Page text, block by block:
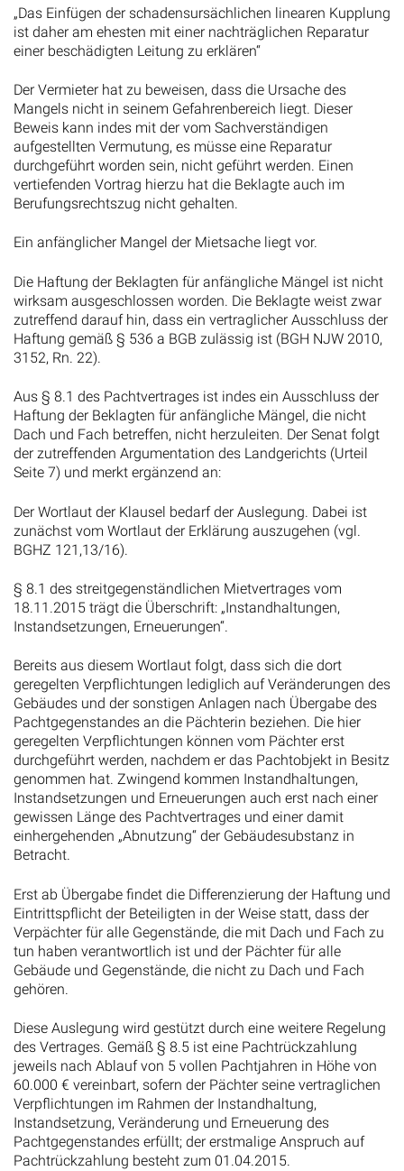
„Das Einfügen der schadensursächlichen linearen Kupplung
ist daher am ehesten mit einer nachträglichen Reparatur
einer beschädigten Leitung zu erklären“
Der Vermieter hat zu beweisen, dass die Ursache des
Mangels nicht in seinem Gefahrenbereich liegt. Dieser
Beweis kann indes mit der vom Sachverständigen
aufgestellten Vermutung, es müsse eine Reparatur
durchgeführt worden sein, nicht geführt werden. Einen
vertiefenden Vortrag hierzu hat die Beklagte auch im
Berufungsrechtszug nicht gehalten.
Ein anfänglicher Mangel der Mietsache liegt vor.
Die Haftung der Beklagten für anfängliche Mängel ist nicht
wirksam ausgeschlossen worden. Die Beklagte weist zwar
zutreffend darauf hin, dass ein vertraglicher Ausschluss der
Haftung gemäß § 536 a BGB zulässig ist (BGH NJW 2010,
3152, Rn. 22).
Aus § 8.1 des Pachtvertrages ist indes ein Ausschluss der
Haftung der Beklagten für anfängliche Mängel, die nicht
Dach und Fach betreffen, nicht herzuleiten. Der Senat folgt
der zutreffenden Argumentation des Landgerichts (Urteil
Seite 7) und merkt ergänzend an:
Der Wortlaut der Klausel bedarf der Auslegung. Dabei ist
zunächst vom Wortlaut der Erklärung auszugehen (vgl.
BGHZ 121,13/16).
§ 8.1 des streitgegenständlichen Mietvertrages vom
18.11.2015 trägt die Überschrift: „Instandhaltungen,
Instandsetzungen, Erneuerungen“.
Bereits aus diesem Wortlaut folgt, dass sich die dort
geregelten Verpflichtungen lediglich auf Veränderungen des
Gebäudes und der sonstigen Anlagen nach Übergabe des
Pachtgegenstandes an die Pächterin beziehen. Die hier
geregelten Verpflichtungen können vom Pächter erst
durchgeführt werden, nachdem er das Pachtobjekt in Besitz
genommen hat. Zwingend kommen Instandhaltungen,
Instandsetzungen und Erneuerungen auch erst nach einer
gewissen Länge des Pachtvertrages und einer damit
einhergehenden „Abnutzung“ der Gebäudesubstanz in
Betracht.
Erst ab Übergabe findet die Differenzierung der Haftung und
Eintrittspflicht der Beteiligten in der Weise statt, dass der
Verpächter für alle Gegenstände, die mit Dach und Fach zu
tun haben verantwortlich ist und der Pächter für alle
Gebäude und Gegenstände, die nicht zu Dach und Fach
gehören.
Diese Auslegung wird gestützt durch eine weitere Regelung
des Vertrages. Gemäß § 8.5 ist eine Pachtrückzahlung
jeweils nach Ablauf von 5 vollen Pachtjahren in Höhe von
60.000 € vereinbart, sofern der Pächter seine vertraglichen
Verpflichtungen im Rahmen der Instandhaltung,
Instandsetzung, Veränderung und Erneuerung des
Pachtgegenstandes erfüllt; der erstmalige Anspruch auf
Pachtrückzahlung besteht zum 01.04.2015.